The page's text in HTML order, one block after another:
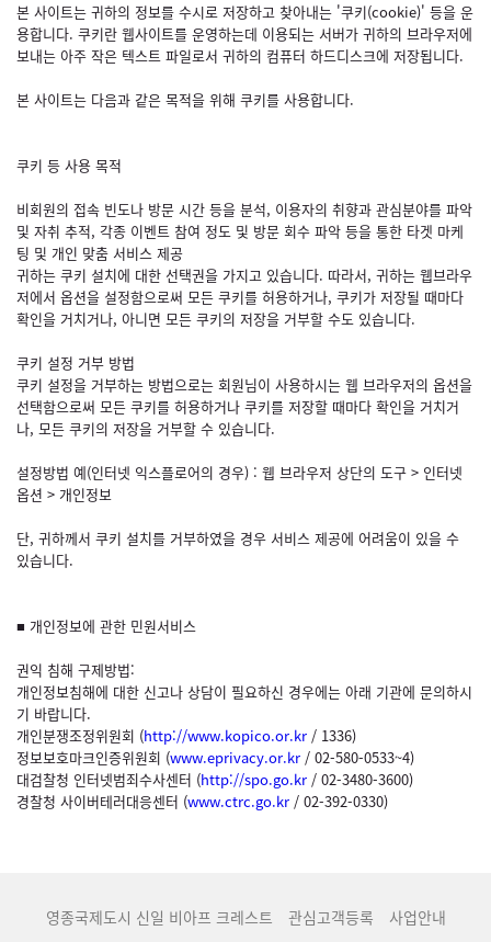
본 사이트는 귀하의 정보를 수시로 저장하고 찾아내는 '쿠키(cookie)' 등을 운
용합니다. 쿠키란 웹사이트를 운영하는데 이용되는 서버가 귀하의 브라우저에
보내는 아주 작은 텍스트 파일로서 귀하의 컴퓨터 하드디스크에 저장됩니다.
본 사이트는 다음과 같은 목적을 위해 쿠키를 사용합니다.
쿠키 등 사용 목적
비회원의 접속 빈도나 방문 시간 등을 분석, 이용자의 취향과 관심분야를 파악
및 자취 추적, 각종 이벤트 참여 정도 및 방문 회수 파악 등을 통한 타겟 마케
팅 및 개인 맞춤 서비스 제공
귀하는 쿠키 설치에 대한 선택권을 가지고 있습니다. 따라서, 귀하는 웹브라우
저에서 옵션을 설정함으로써 모든 쿠키를 허용하거나, 쿠키가 저장될 때마다
확인을 거치거나, 아니면 모든 쿠키의 저장을 거부할 수도 있습니다.
쿠키 설정 거부 방법
쿠키 설정을 거부하는 방법으로는 회원님이 사용하시는 웹 브라우저의 옵션을
선택함으로써 모든 쿠키를 허용하거나 쿠키를 저장할 때마다 확인을 거치거
나, 모든 쿠키의 저장을 거부할 수 있습니다.
설정방법 예(인터넷 익스플로어의 경우) : 웹 브라우저 상단의 도구 > 인터넷
옵션 > 개인정보
단, 귀하께서 쿠키 설치를 거부하였을 경우 서비스 제공에 어려움이 있을 수
있습니다.
■ 개인정보에 관한 민원서비스
권익 침해 구제방법:
개인정보침해에 대한 신고나 상담이 필요하신 경우에는 아래 기관에 문의하시
기 바랍니다.
개인분쟁조정위원회 (http://www.kopico.or.kr / 1336)
정보보호마크인증위원회 (www.eprivacy.or.kr / 02-580-0533~4)
대검찰청 인터넷범죄수사센터 (http://spo.go.kr / 02-3480-3600)
경찰청 사이버테러대응센터 (www.ctrc.go.kr / 02-392-0330)
영종국제도시 신일 비아프 크레스트 관심고객등록
사업안내